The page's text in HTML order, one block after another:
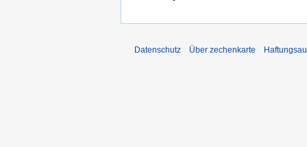
Datenschutz Über zechenkarte